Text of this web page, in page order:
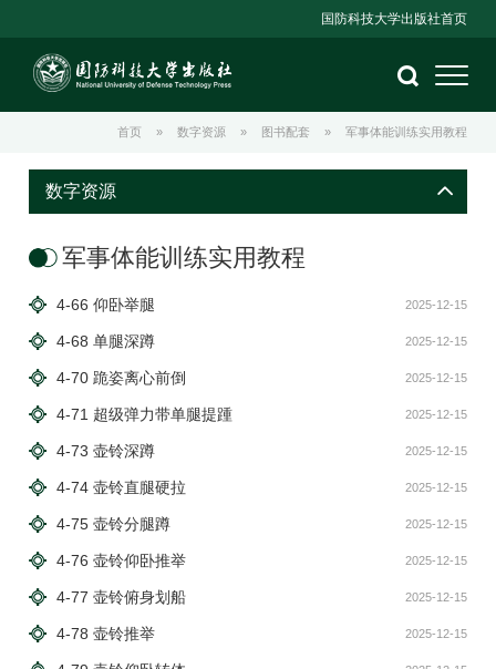
国防科技大学出版社首页
首页 » 数字资源 » 图书配套 » 军事体能训练实用教程
数字资源
军事体能训练实用教程
2025-12-15
4-66 仰卧举腿
2025-12-15
4-68 单腿深蹲
2025-12-15
4-70 跪姿离心前倒
2025-12-15
4-71 超级弹力带单腿提踵
2025-12-15
4-73 壶铃深蹲
2025-12-15
4-74 壶铃直腿硬拉
2025-12-15
4-75 壶铃分腿蹲
2025-12-15
4-76 壶铃仰卧推举
2025-12-15
4-77 壶铃俯身划船
2025-12-15
4-78 壶铃推举